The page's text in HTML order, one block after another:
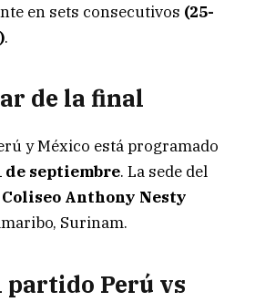
en sets consecutivos (25-
.
de la final
y México está programado
de septiembre. La sede del
Coliseo Anthony Nesty
Surinam.
Perú vs